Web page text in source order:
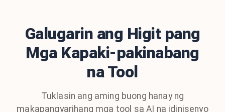
Galugarin ang Higit pang
Mga Kapaki-pakinabang
na Tool
Tuklasin ang aming buong hanay ng
makapangyarihang mga tool sa AI na idinisenyo